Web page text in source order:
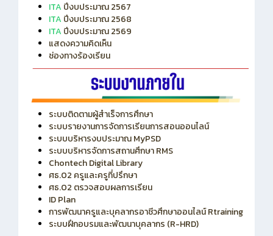
ITA ปีงบประมาณ 2567
ITA ปีงบประมาณ 2568
ITA ปีงบประมาณ 2569
แสดงความคิดเห็น
ช่องทางร้องเรียน
ระบบติดตามผู้สำเร็จการศึกษา
ระบบรายงานการจัดการเรียนการสอนออนไลน์
ระบบบริหารงบประมาณ MyPSD
ระบบบริหารจัดการสถานศึกษา RMS
Chontech Digital Library
ศธ.02 ครูและครูที่ปรึกษา
ศธ.02 ตรวจสอบผลการเรียน
ID Plan
การพัฒนาครูและบุคลากรอาชีวศึกษาออนไลน์ Rtraining
ระบบฝึกอบรมและพัฒนาบุคลากร (R-HRD)